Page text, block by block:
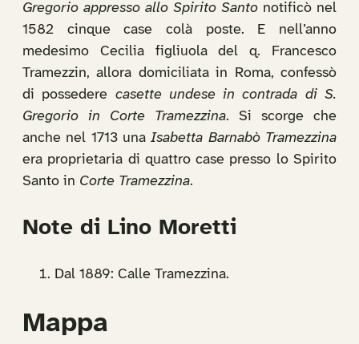
Gregorio appresso allo Spirito Santo notificò nel
1582 cinque case colà poste. E nell’anno
medesimo Cecilia figliuola del q. Francesco
Tramezzin, allora domiciliata in Roma, confessò
di possedere casette undese in contrada di S.
Gregorio in Corte Tramezzina. Si scorge che
anche nel 1713 unaIsabetta Barnabò Tramezzina
era proprietaria di quattro case presso lo Spirito
Santo in Corte Tramezzina.
Note di Lino Moretti
Dal 1889: Calle Tramezzina.
Mappa